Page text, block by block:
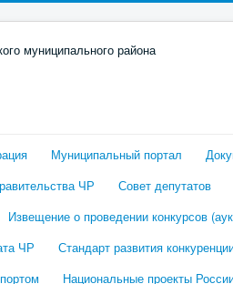
Муниципальный портал
ЧР
Совет депутатов
Извещение о проведении конкурсов
ЧР
Стандарт развития
Национальные проекты